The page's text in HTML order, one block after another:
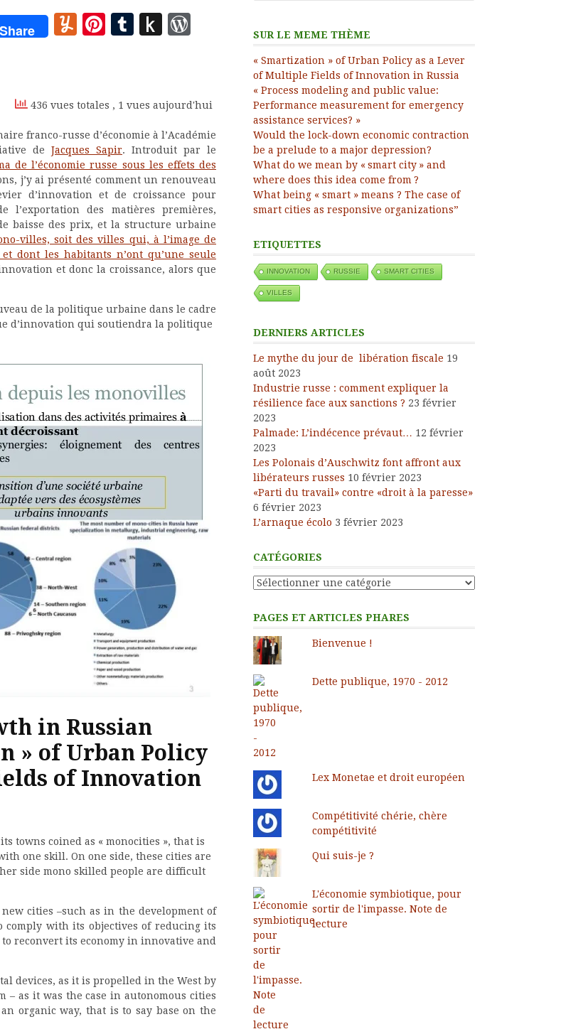
Share Yummly
Pinterest
Tumblr
PushWordPress
436 vues totales , 1 vues aujourd'hui
franco-russe d’économie à l’Académie
de Jacques Sapir. Introduit par le
de l’économie russe sous les effets des
j’y ai présenté comment un renouveau
d’innovation et de croissance pour
l’exportation des matières premières,
baisse des prix, et la structure urbaine
villes, soit des villes qui, à l’image de
dont les habitants n’ont qu’une seule
et donc la croissance, alors que
de la politique urbaine dans le cadre
d’innovation qui soutiendra la politique
in Russian
» of Urban Policy
of Innovation
towns coined as « monocities », that is
one skill. On one side, these cities are
side mono skilled people are difficult
cities –such as in the development of
with its objectives of reducing its
reconvert its economy in innovative and
devices, as it is propelled in the West by
– as it was the case in autonomous cities
organic way, that is to say base on the
SUR LE MEME THÈME
« Smartization » of Urban Policy as a Lever
of Multiple Fields of Innovation in Russia
« Process modeling and public value:
Performance measurement for emergency
assistance services? »
Would the lock-down economic contraction
be a prelude to a major depression?
What do we mean by « smart city » and
where does this idea come from ?
What being « smart » means ? The case of
smart cities as responsive organizations”
ETIQUETTES
INNOVATION RUSSIE SMART CITIES
VILLES
DERNIERS ARTICLES
Le mythe du jour de libération fiscale 19
août 2023
Industrie russe : comment expliquer la
résilience face aux sanctions ? 23 février
2023
Palmade: L’indécence prévaut… 12 février
2023
Les Polonais d’Auschwitz font affront aux
libérateurs russes 10 février 2023
«Parti du travail» contre «droit à la paresse»
6 février 2023
L’arnaque écolo 3 février 2023
CATÉGORIES
Catégories
PAGES ET ARTICLES PHARES
Bienvenue !
Dette publique, 1970 - 2012
Lex Monetae et droit européen
Compétitivité chérie, chère
compétitivité
Qui suis-je ?
L'économie symbiotique, pour
sortir de l'impasse. Note de
lecture